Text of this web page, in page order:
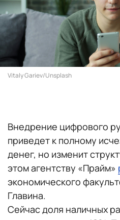
Vitaly Gariev/Unsplash
Внедрение цифрового
приведет к полному
денег, но изменит
этом агентству «Прайм»
экономического
Главина.
Сейчас доля наличных